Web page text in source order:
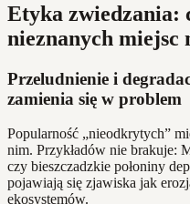
Etyka zwiedzania:
nieznanych miejsc
Przeludnienie i
zamienia się w problem
Popularność „nieodkrytych”
nim. Przykładów nie brakuje:
czy bieszczadzkie połoniny
pojawiają się zjawiska jak
ekosystemów.